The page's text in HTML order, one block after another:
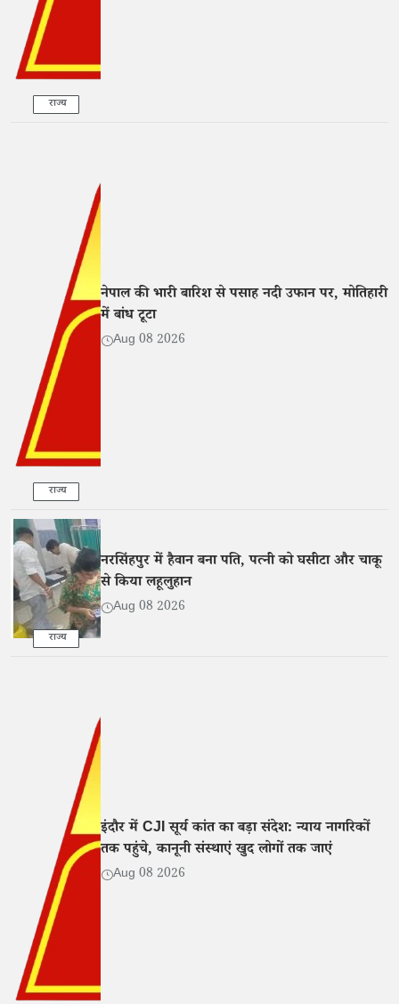
राज्य
राज्य
नेपाल की भारी बारिश से पसाह नदी उफान पर, मोतिहारी
में बांध टूटा
Aug 08 2026
राज्य
नरसिंहपुर में हैवान बना पति, पत्नी को घसीटा और चाकू
से किया लहूलुहान
Aug 08 2026
इंदौर में CJI सूर्य कांत का बड़ा संदेश: न्याय नागरिकों
तक पहुंचे, कानूनी संस्थाएं खुद लोगों तक जाएं
Aug 08 2026